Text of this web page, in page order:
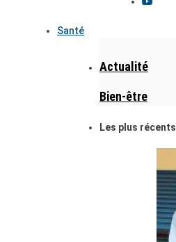
Santé
Actualité
Bien-être
Les plus récents